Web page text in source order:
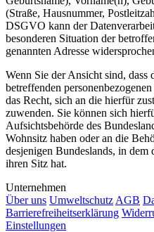
(Straße, Hausnummer,
DSGVO kann der
besonderen Situation der
genannten Adresse
Wenn Sie der Ansicht sind, dass
betreffenden
das Recht, sich an die hierfür
zuwenden. Sie können sich
Aufsichtsbehörde des
Wohnsitz haben oder an die
desjenigen Bundeslands, in
ihren Sitz hat.
Unternehmen
Über uns Umweltschutz AGB
Barrierefreiheitserklärung
Einstellungen